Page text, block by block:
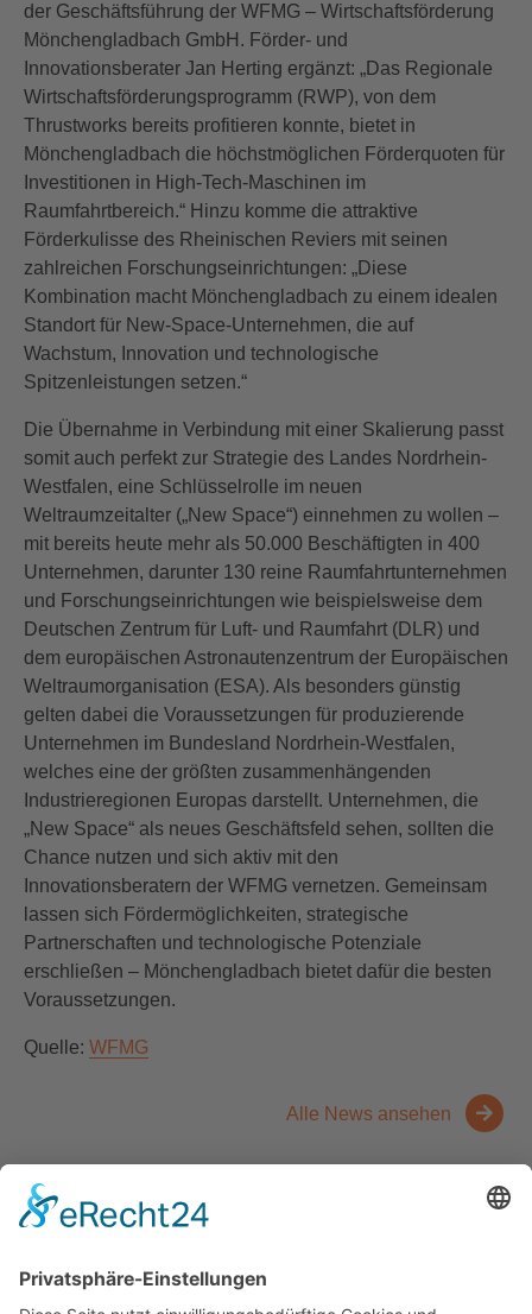
der Geschäftsführung der WFMG – Wirtschaftsförderung
Mönchengladbach GmbH. Förder- und
Innovationsberater Jan Herting ergänzt: „Das Regionale
Wirtschaftsförderungsprogramm (RWP), von dem
Thrustworks bereits profitieren konnte, bietet in
Mönchengladbach die höchstmöglichen Förderquoten für
Investitionen in High-Tech-Maschinen im
Raumfahrtbereich.“ Hinzu komme die attraktive
Förderkulisse des Rheinischen Reviers mit seinen
zahlreichen Forschungseinrichtungen: „Diese
Kombination macht Mönchengladbach zu einem idealen
Standort für New-Space-Unternehmen, die auf
Wachstum, Innovation und technologische
Spitzenleistungen setzen.“
Die Übernahme in Verbindung mit einer Skalierung passt
somit auch perfekt zur Strategie des Landes Nordrhein-
Westfalen, eine Schlüsselrolle im neuen
Weltraumzeitalter („New Space“) einnehmen zu wollen –
mit bereits heute mehr als 50.000 Beschäftigten in 400
Unternehmen, darunter 130 reine Raumfahrtunternehmen
und Forschungseinrichtungen wie beispielsweise dem
Deutschen Zentrum für Luft- und Raumfahrt (DLR) und
dem europäischen Astronautenzentrum der Europäischen
Weltraumorganisation (ESA). Als besonders günstig
gelten dabei die Voraussetzungen für produzierende
Unternehmen im Bundesland Nordrhein-Westfalen,
welches eine der größten zusammenhängenden
Industrieregionen Europas darstellt. Unternehmen, die
„New Space“ als neues Geschäftsfeld sehen, sollten die
Chance nutzen und sich aktiv mit den
Innovationsberatern der WFMG vernetzen. Gemeinsam
lassen sich Fördermöglichkeiten, strategische
Partnerschaften und technologische Potenziale
erschließen – Mönchengladbach bietet dafür die besten
Voraussetzungen.
Quelle: WFMG
Alle News ansehen